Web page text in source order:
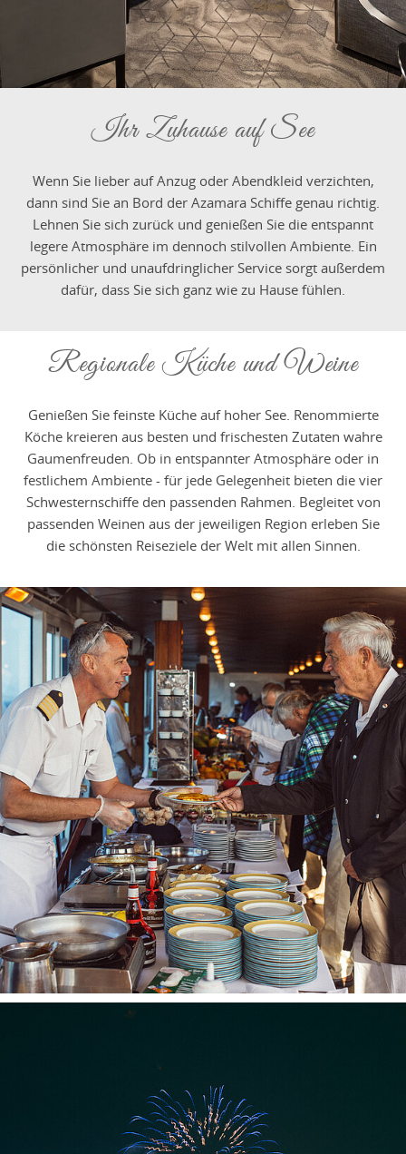
Ihr Zuhause auf See
Wenn Sie lieber auf Anzug oder Abendkleid verzichten,
dann sind Sie an Bord der Azamara Schiffe genau richtig.
Lehnen Sie sich zurück und genießen Sie die entspannt
legere Atmosphäre im dennoch stilvollen Ambiente. Ein
persönlicher und unaufdringlicher Service sorgt außerdem
dafür, dass Sie sich ganz wie zu Hause fühlen.
Regionale Küche und Weine
Genießen Sie feinste Küche auf hoher See. Renommierte
Köche kreieren aus besten und frischesten Zutaten wahre
Gaumenfreuden. Ob in entspannter Atmosphäre oder in
festlichem Ambiente - für jede Gelegenheit bieten die vier
Schwesternschiffe den passenden Rahmen. Begleitet von
passenden Weinen aus der jeweiligen Region erleben Sie
die schönsten Reiseziele der Welt mit allen Sinnen.